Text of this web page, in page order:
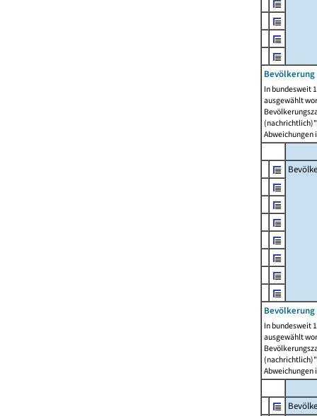
In bundesweit
ausgewählt
Abweichungen
In bundesweit
ausgewählt
Abweichungen